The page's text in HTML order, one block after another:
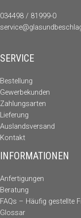
034498 / 81999-0
SERVICE
Bestellung
Gewerbekunden
Zahlungsarten
Lieferung
Auslandsversand
Kontakt
INFORMATIONEN
Anfertigungen
Beratung
FAQs – Häufig gestellte
Glossar